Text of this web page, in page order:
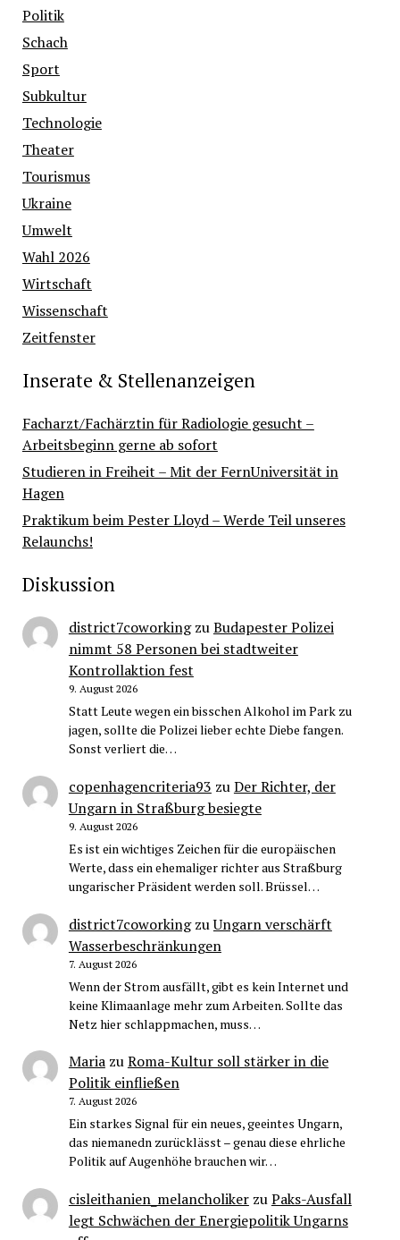
Politik
Schach
Sport
Subkultur
Technologie
Theater
Tourismus
Ukraine
Umwelt
Wahl 2026
Wirtschaft
Wissenschaft
Zeitfenster
Inserate & Stellenanzeigen
Facharzt/Fachärztin für Radiologie gesucht –
Arbeitsbeginn gerne ab sofort
Studieren in Freiheit – Mit der FernUniversität in
Hagen
Praktikum beim Pester Lloyd – Werde Teil unseres
Relaunchs!
Diskussion
district7coworkingzuBudapester Polizei
nimmt 58 Personen bei stadtweiter
Kontrollaktion fest
9. August 2026
Statt Leute wegen ein bisschen Alkohol im Park zu
jagen, sollte die Polizei lieber echte Diebe fangen.
Sonst verliert die…
copenhagencriteria93 zuDer Richter, der
Ungarn in Straßburg besiegte
9. August 2026
Es ist ein wichtiges Zeichen für die europäischen
Werte, dass ein ehemaliger richter aus Straßburg
ungarischer Präsident werden soll. Brüssel…
district7coworkingzuUngarn verschärft
Wasserbeschränkungen
7. August 2026
Wenn der Strom ausfällt, gibt es kein Internet und
keine Klimaanlage mehr zum Arbeiten. Sollte das
Netz hier schlappmachen, muss…
MariazuRoma-Kultur soll stärker in die
Politik einfließen
7. August 2026
Ein starkes Signal für ein neues, geeintes Ungarn,
das niemanedn zurücklässt – genau diese ehrliche
Politik auf Augenhöhe brauchen wir…
cisleithanien_melancholikerzuPaks-Ausfall
legt Schwächen der Energiepolitik Ungarns